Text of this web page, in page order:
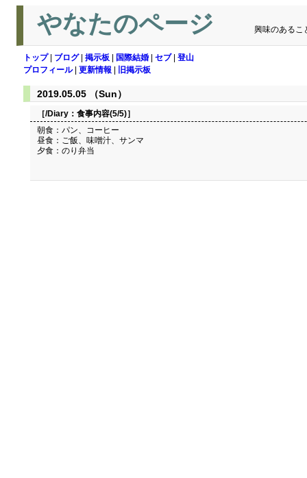
やなたのページ 興味のあるこ
トップ| ブログ| 掲示板 国際結婚 セブ| 登山
プロフィール| 更新情報 旧掲示板
2019.05.05 （Sun）
［/Diary： 食事内容(5/5)］
朝食：パン、コーヒー
昼食：ご飯、味噌汁、サンマ
夕食：のり弁当